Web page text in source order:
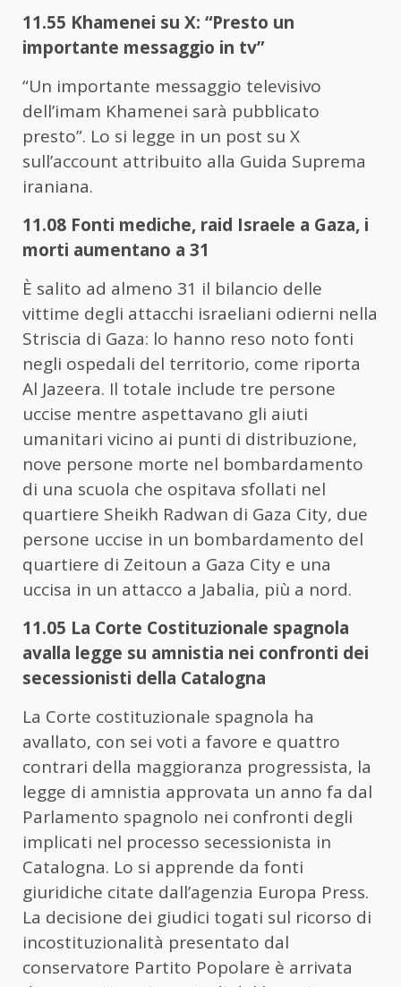
11.55 Khamenei su X: “Presto un
importante messaggio in tv”
“Un importante messaggio televisivo
dell’imam Khamenei sarà pubblicato
presto”. Lo si legge in un post su X
sull’account attribuito alla Guida Suprema
iraniana.
11.08 Fonti mediche, raid Israele a Gaza, i
morti aumentano a 31
È salito ad almeno 31 il bilancio delle
vittime degli attacchi israeliani odierni nella
Striscia di Gaza: lo hanno reso noto fonti
negli ospedali del territorio, come riporta
Al Jazeera. Il totale include tre persone
uccise mentre aspettavano gli aiuti
umanitari vicino ai punti di distribuzione,
nove persone morte nel bombardamento
di una scuola che ospitava sfollati nel
quartiere Sheikh Radwan di Gaza City, due
persone uccise in un bombardamento del
quartiere di Zeitoun a Gaza City e una
uccisa in un attacco a Jabalia, più a nord.
11.05 La Corte Costituzionale spagnola
avalla legge su amnistia nei confronti dei
secessionisti della Catalogna
La Corte costituzionale spagnola ha
avallato, con sei voti a favore e quattro
contrari della maggioranza progressista, la
legge di amnistia approvata un anno fa dal
Parlamento spagnolo nei confronti degli
implicati nel processo secessionista in
Catalogna. Lo si apprende da fonti
giuridiche citate dall’agenzia Europa Press.
La decisione dei giudici togati sul ricorso di
incostituzionalità presentato dal
conservatore Partito Popolare è arrivata